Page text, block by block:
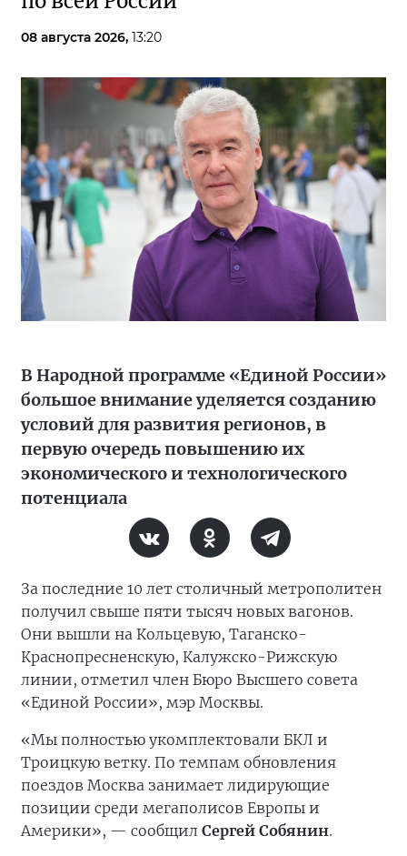
08 августа 2026, 13:20
В Народной программе «Единой России»
большое внимание уделяется созданию
условий для развития регионов, в
первую очередь повышению их
экономического и технологического
потенциала
За последние 10 лет столичный метрополитен
получил свыше пяти тысяч новых вагонов.
Они вышли на Кольцевую, Таганско-
Краснопресненскую, Калужско-Рижскую
линии, отметил член Бюро Высшего совета
«Единой России», мэр Москвы.
«Мы полностью укомплектовали БКЛ и
Троицкую ветку. По темпам обновления
поездов Москва занимает лидирующие
позиции среди мегаполисов Европы и
Америки», — сообщил Сергей Собянин.